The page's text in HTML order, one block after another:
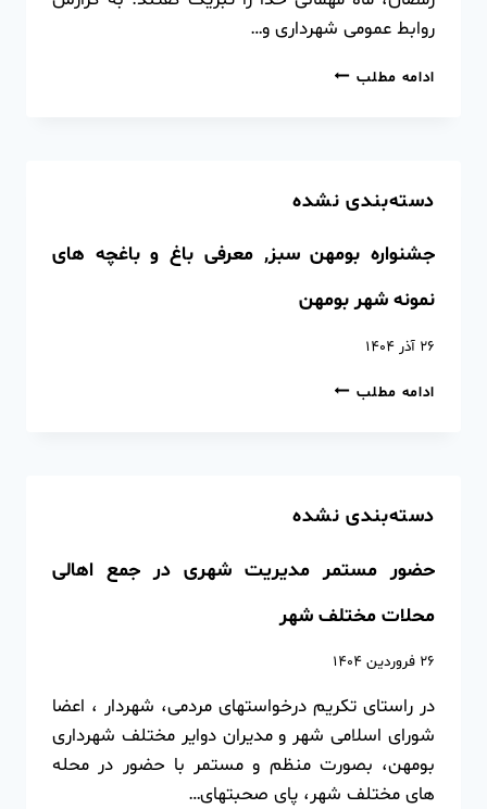
روابط عمومی شهرداری و…
ادامه مطلب
دسته‌بندی نشده
جشنواره بومهن سبز, معرفی باغ و باغچه های
نمونه شهر بومهن
۲۶ آذر ۱۴۰۴
ادامه مطلب
دسته‌بندی نشده
حضور مستمر مدیریت شهری در جمع اهالی
محلات مختلف شهر
۲۶ فروردین ۱۴۰۴
در راستای تکریم درخواستهای مردمی، شهردار ، اعضا
شورای اسلامی شهر و مدیران دوایر مختلف شهرداری
بومهن، بصورت منظم و مستمر با حضور در محله
های مختلف شهر، پای صحبتهای…